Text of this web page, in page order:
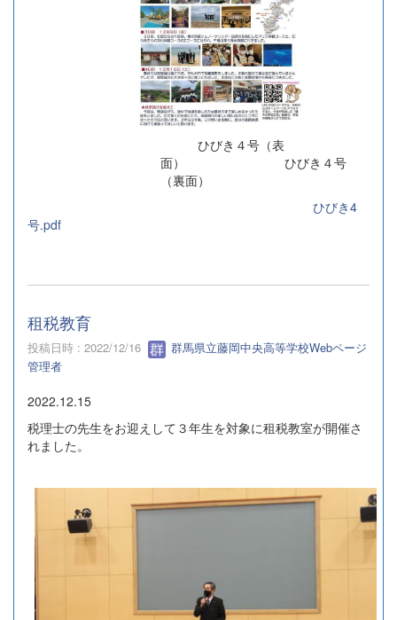
ひびき４号（表
面） ひびき４号
（裏面）
ひびき4
号.pdf
租税教育
投稿日時 : 2022/12/16
群馬県立藤岡中央高等学校Webページ
管理者
2022.12.15
税理士の先生をお迎えして３年生を対象に租税教室が開催さ
れました。